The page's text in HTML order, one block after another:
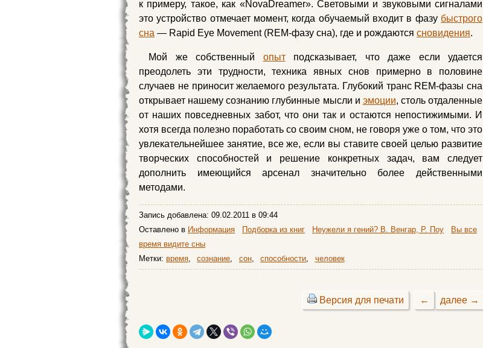
к примеру, такое, как «NovaDreamer». Световыми и звуковыми сигналами
это устройство отмечает момент, когда обучаемый входит в фазу быстрого
сна — Rapid Eye Movement (REM-фазу сна), где и рождаются сновидения.
Мой же собственный опытподсказывает, что даже если удается
преодолеть эти трудности, техника явных снов примерно в половине
случаев не приносит желаемого результата. Глубокий транс REM-фазы сна
открывает нашему сознанию глубинные мысли и эмоции, столь отдаленные
от наших повседневных забот, что они так и остаются непостижимыми. И
хотя всегда полезно поработать со своим сном, не говоря уже о том, что это
увлекательнейшее занятие, все же, если вы ставите своей целью развитие
творческих способностей и решение конкретных задач, вам следует
дополнить имеющийся арсенал значительно более действенными
методами.
Запись добавлена: 09.02.2011 в 09:44
Оставлено в Информация Подборка из книг Неужели я гений? В. Венгар, Р. Поу
Вы все
время видите сны
Метки: время, сознание, сон, способности, человек
далее →
←
Версия для печати